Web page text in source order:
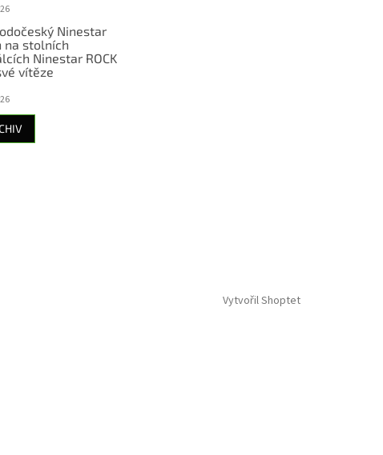
Ninestar
na stolních
Ninestar ROCK
vítěze
Vytvořil Shoptet